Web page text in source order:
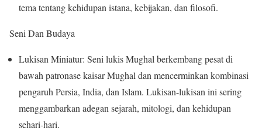
tema tentang kehidupan istana, kebijakan, dan filosofi.
Seni Dan Budaya
Lukisan Miniatur: Seni lukis Mughal berkembang pesat di
bawah patronase kaisar Mughal dan mencerminkan kombinasi
pengaruh Persia, India, dan Islam. Lukisan-lukisan ini sering
menggambarkan adegan sejarah, mitologi, dan kehidupan
sehari-hari.